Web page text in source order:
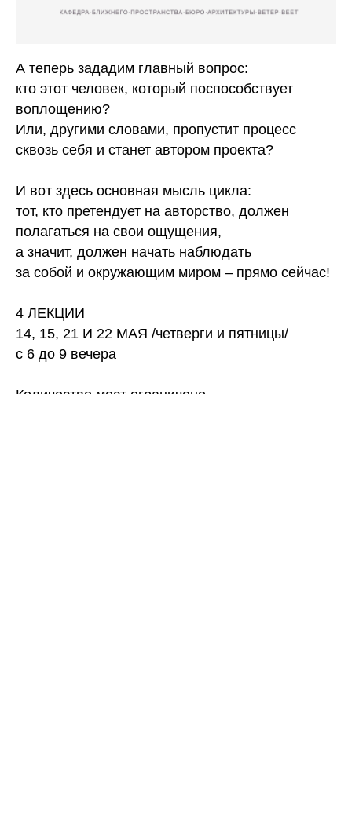
А теперь зададим главный вопрос:
кто этот человек, который поспособствует
воплощению?
Или, другими словами, пропустит процесс
сквозь себя и станет автором проекта?
И вот здесь основная мысль цикла:
тот, кто претендует на авторство, должен
полагаться на свои ощущения,
а значит, должен начать наблюдать
за собой и окружающим миром – прямо сейчас!
4 ЛЕКЦИИ
14, 15, 21 И 22 МАЯ /четверги и пятницы/
с 6 до 9 вечера
Количество мест ограничено.